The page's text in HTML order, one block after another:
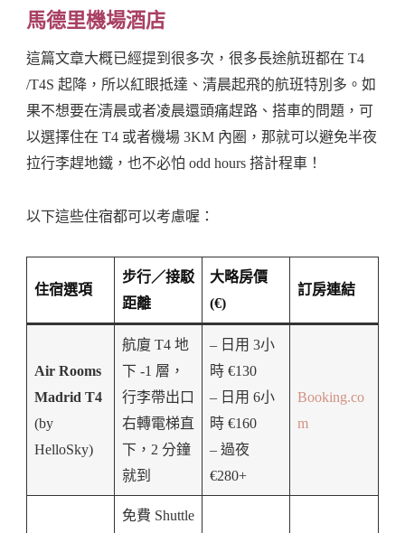
馬德里機場酒店
這篇文章大概已經提到很多次，很多長途航班都在 T4
/T4S 起降，所以紅眼抵達、清晨起飛的航班特別多。如
果不想要在清晨或者凌晨還頭痛趕路、搭車的問題，可
以選擇住在 T4 或者機場 3KM 內圈，那就可以避免半夜
拉行李趕地鐵，也不必怕 odd hours 搭計程車！
以下這些住宿都可以考慮喔：
住宿選項
步行／接駁
距離
大略房價
(€)
訂房連結
Air Rooms
Madrid T4
(by
HelloSky)
航廈 T4 地
下 -1 層，
行李帶出口
右轉電梯直
下，2 分鐘
就到
– 日用 3小
時 €130
– 日用 6小
時 €160
– 過夜
€280+
Booking.co
m
免費 Shuttle